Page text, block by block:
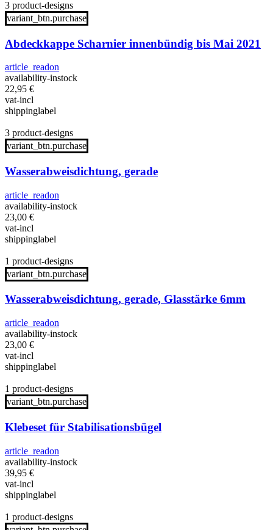
3 product-designs
variant_btn.purchase
Abdeckkappe Scharnier innenbündig bis Mai 2021
article_readon
availability-instock
22,95 €
vat-incl
shippinglabel
3 product-designs
variant_btn.purchase
Wasserabweisdichtung, gerade
article_readon
availability-instock
23,00 €
vat-incl
shippinglabel
1 product-designs
variant_btn.purchase
Wasserabweisdichtung, gerade, Glasstärke 6mm
article_readon
availability-instock
23,00 €
vat-incl
shippinglabel
1 product-designs
variant_btn.purchase
Klebeset für Stabilisationsbügel
article_readon
availability-instock
39,95 €
vat-incl
shippinglabel
1 product-designs